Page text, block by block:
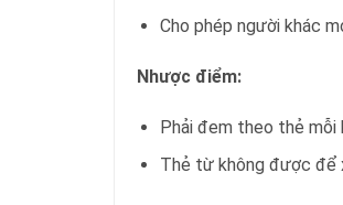
Cho phép người khác
Nhược điểm:
Phải đem theo thẻ mỗi
Thẻ từ không được để